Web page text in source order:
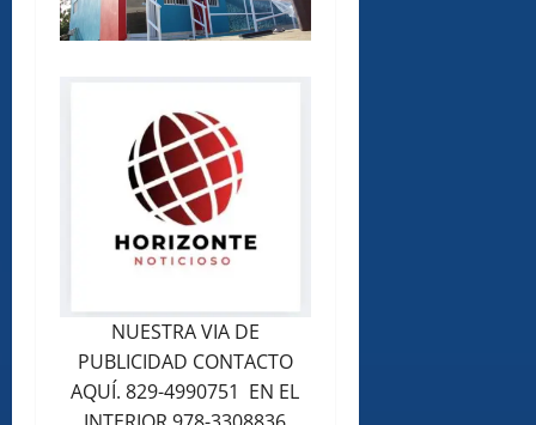
NUESTRA VIA DE
PUBLICIDAD CONTACTO
AQUÍ. 829-4990751 EN EL